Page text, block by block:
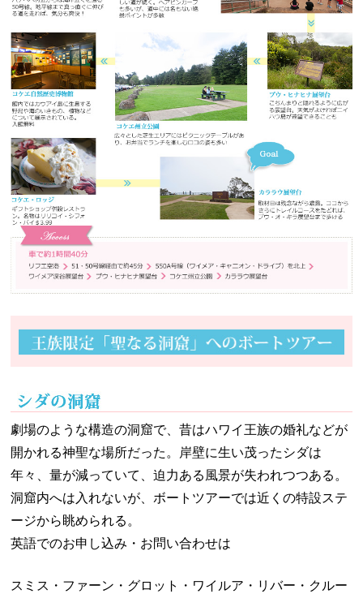
劇場のような構造の洞窟で、昔はハワイ王族の婚礼などが
開かれる神聖な場所だった。岸壁に生い茂ったシダは
年々、量が減っていて、迫力ある風景が失われつつある。
洞窟内へは入れないが、ボートツアーでは近くの特設ステ
ージから眺められる。
英語でのお申し込み・お問い合わせは
スミス・ファーン・グロット・ワイルア・リバー・クルー